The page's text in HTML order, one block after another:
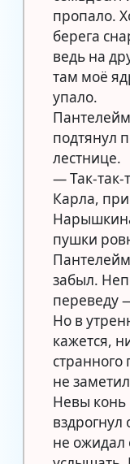
пропало.
берега
ведь на
там моё
упало.
подтянул
лестнице.
— Так-так-
Карла,
пушки
забыл.
переведу
Но в
кажется,
странного
не
Невы
вздрогнул
не ожидал